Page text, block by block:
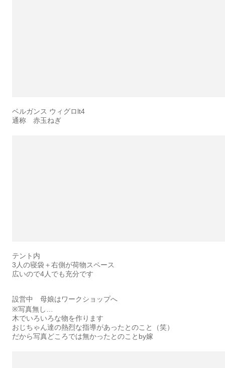
ベルガンス ウィグロlt4
通称 赤玉ねぎ
テント内
3人の寝袋＋右側が荷物スペース
広いので4人でも充分です
設営中 母娘はワークショップへ
※写真無し…
木でいろいろな物を作ります
おじちゃん達の熱烈な指導があったとのこと（笑）
だから写真どころでは無かったとのことby嫁